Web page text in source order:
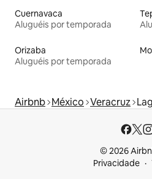
Cuernavaca
Aluguéis por temporada
Orizaba
Aluguéis por temporada
Airbnb México Veracruz
© 2026
Privacidade